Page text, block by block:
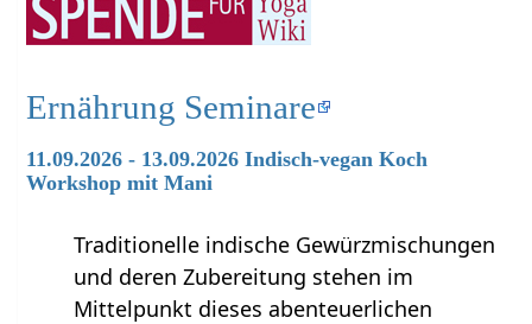
Ernährung Seminare
11.09.2026 - 13.09.2026 Indisch-vegan Koch
Workshop mit Mani
Traditionelle indische Gewürzmischungen
und deren Zubereitung stehen im
Mittelpunkt dieses abenteuerlichen